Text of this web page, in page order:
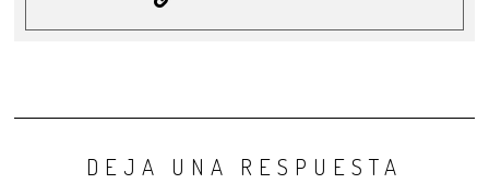
DEJA UNA RESPUESTA